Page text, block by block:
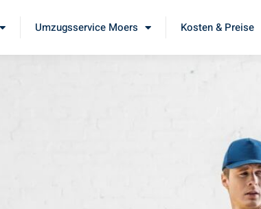
Umzugsservice Moers Kosten & Preise